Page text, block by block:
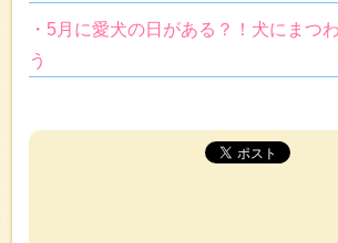
・5月に愛犬の日がある？！犬にまつ
う